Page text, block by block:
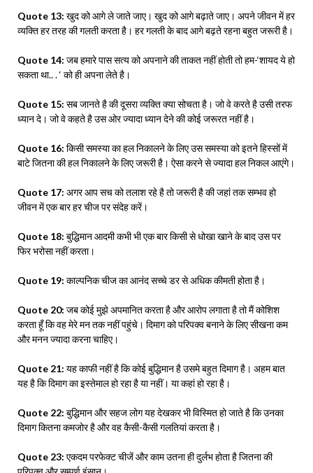
Quote 13: खुद को आगे ले जाते जाए। खुद को आगे बढ़ाते जाए। अपने जीवन में हर
व्यक्ति हर तरह की गलती करता है। हर गलती के बाद आगे बढ़ते रहना बहुत जरूरी है।
Quote 14: जब हमारे पास सत्य को अपनाने की ताकत नहीं होती तो हम-‘शायद ये हो
सकता था.. . ‘ को ही अपना लेते है।
Quote 15: सब जानते है की दूसरा व्यक्ति क्या सोचता है। जो वे करते है उसी तरफ
ध्यान दे। जो वे कहते है उस ओर ज्यादा ध्यान देने की कोई जरूरत नहीं है।
Quote 16: किसी समस्या का हल निकालने के लिए उस समस्या को इतने हिस्सों में
बाटे जितना की हल निकालने के लिए जरूरी है। ऐसा करने से ज्यादा हल निकल आएंगे।
Quote 17: अगर आप सच को तलाश रहे है तो जरूरी है की जहां तक सम्भव हो
जीवन में एक बार हर चीज पर संदेह करें।
Quote 18: बुद्धिमान आदमी कभी भी एक बार किसी से धोखा खाने के बाद उस पर
फिर भरोसा नहीं करता।
Quote 19: काल्पनिक चीज का आनंद सच्चे डर से अधिक कीमती होता है।
Quote 20: जब कोई मुझे अपमानित करता है और आरोप लगाता है तो मैं कोशिश
करता हूँ कि वह मेरे मन तक नहीं पहुंचे। दिमाग को परिपक्व बनाने के लिए सीखना कम
और मनन ज्यादा करना चाहिए।
Quote 21: यह काफी नहीं है कि कोई बुद्धिमान है उसमे बहुत दिमाग है। अहम बात
यह है कि दिमाग का इस्तेमाल हो रहा है या नहीं। या कहां हो रहा है।
Quote 22: बुद्धिमान और सहज लोग यह देखकर भी विस्मित हो जाते है कि उनका
दिमाग कितना कमजोर है और वह कैसी-कैसी गलतियां करता है।
Quote 23: एकदम परफेक्ट चीजें और काम उतना ही दुर्लभ होता है जितना की